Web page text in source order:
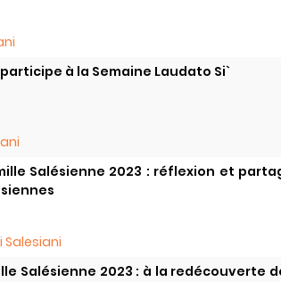
à la Semaine Laudato Si`
Salésienne 2023 : réflexion et
Salesiani
Salésienne 2023 : à la redécouverte